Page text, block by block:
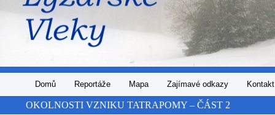
OKOLNOSTI VZNIKU TATRAPOMY – ČÁST 2